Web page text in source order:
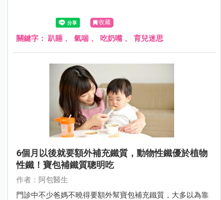
收藏
關鍵字： 趴睡 、 氣喘、 吃奶嘴、 育兒迷思
6個月以後就要額外補充鐵質，動物性鐵優於植物
性鐵！寶包補鐵質聰明吃
作者：阿包醫生
門診中不少爸媽不曉得要額外幫寶包補充鐵質，大多以為靠